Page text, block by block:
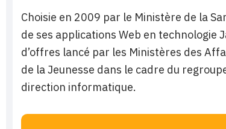
Choisie en 2009 par le Ministère de la
de ses applications Web en technologie
d’offres lancé par les Ministères des
de la Jeunesse dans le cadre du
direction informatique.